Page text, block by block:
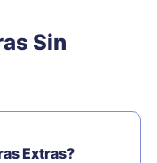
Sin
Extras?